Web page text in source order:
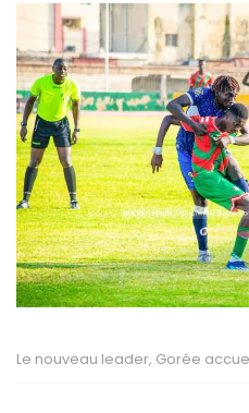
Le nouveau leader, Gorée